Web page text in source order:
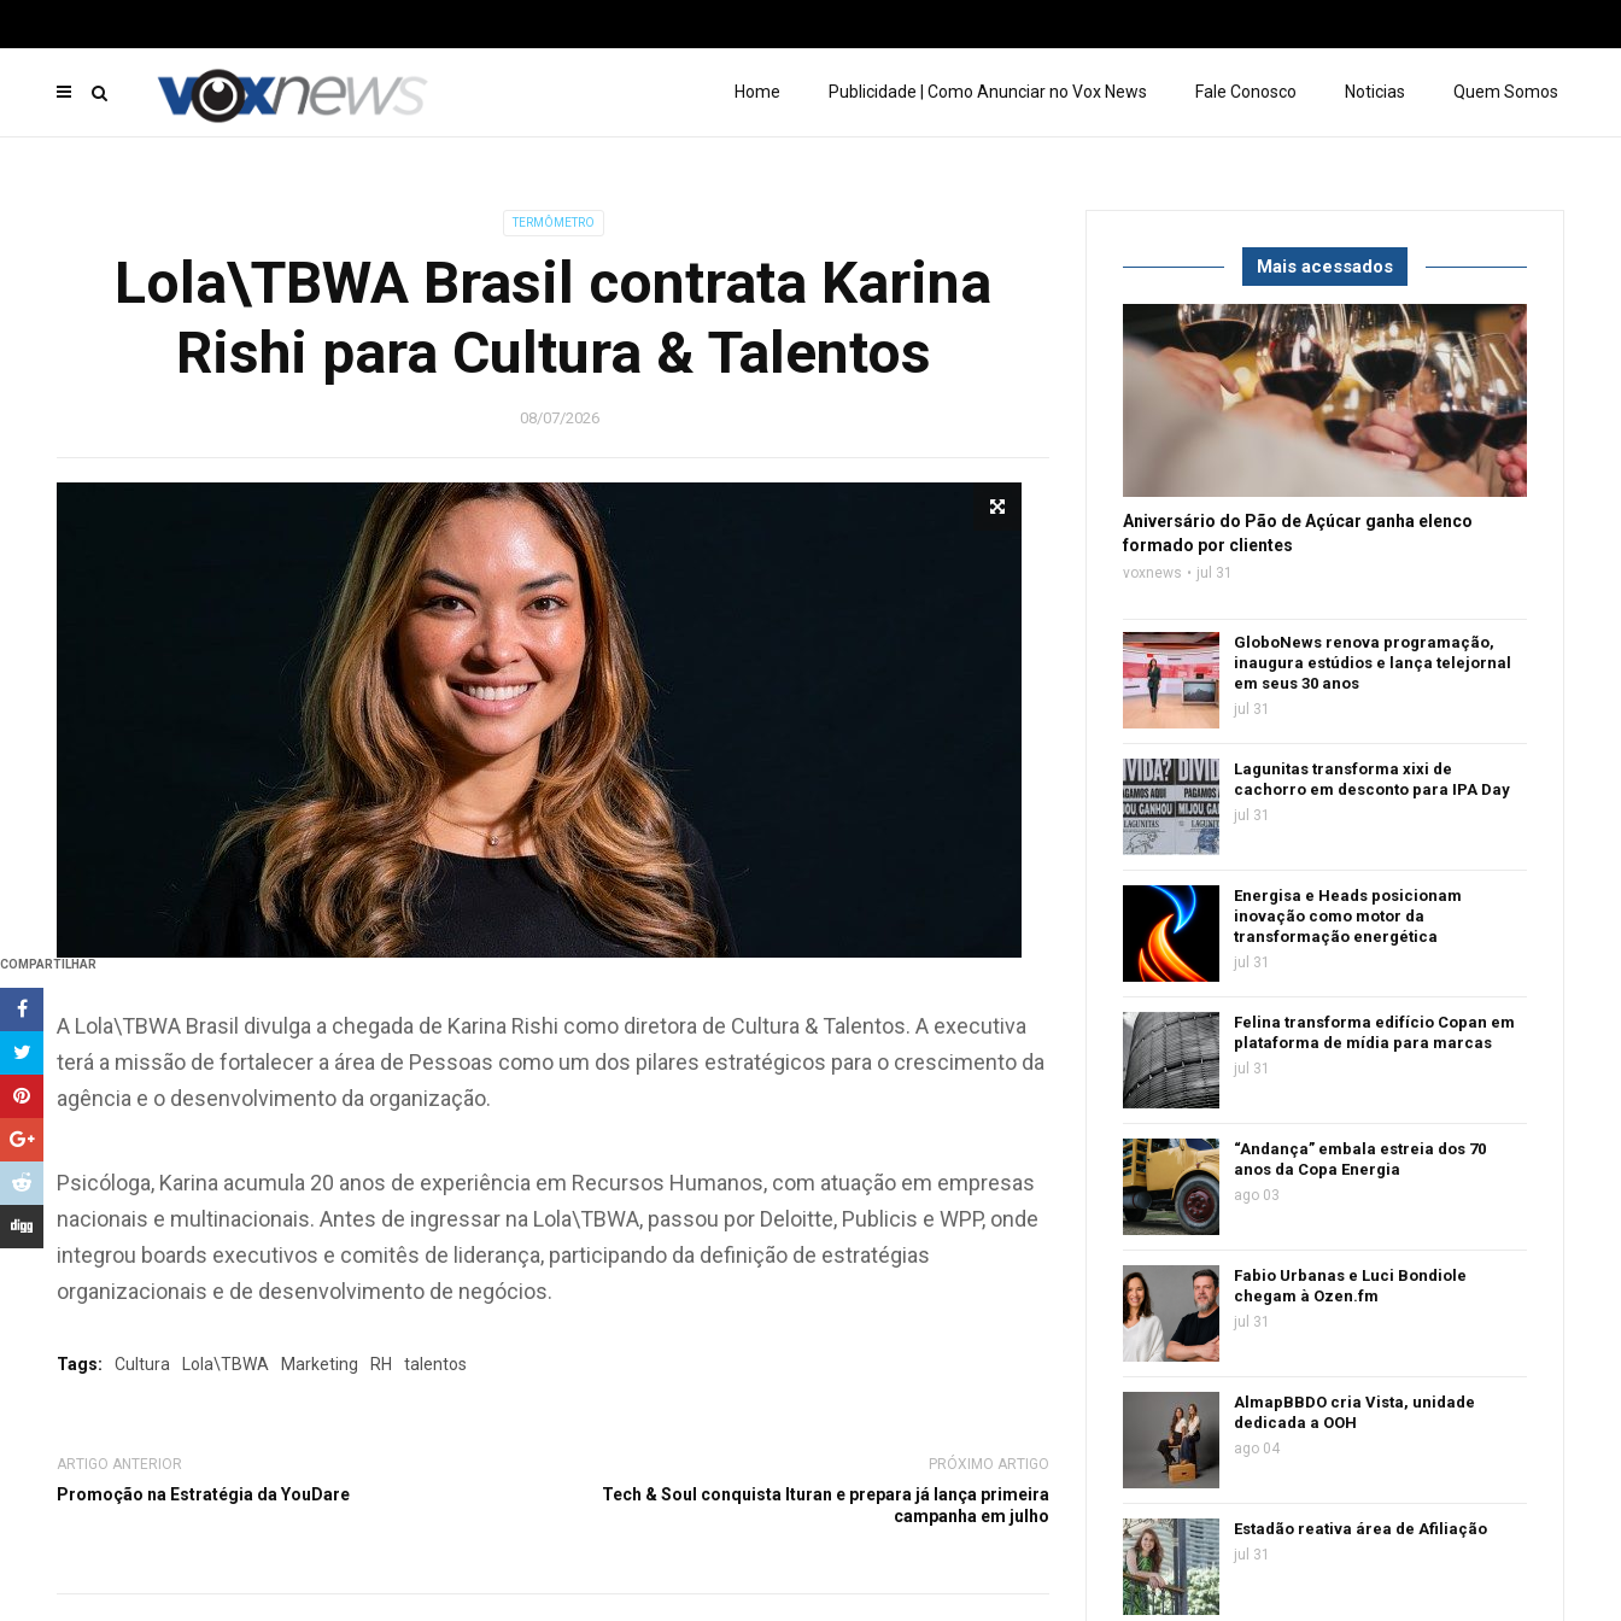
Home Publicidade | Como Anunciar no Vox News Fale Conosco Noticias Quem Somos
TERMÔMETRO
Lola\TBWA Brasil contrata Karina
Rishi para Cultura & Talentos
08/07/2026
COMPARTILHAR
A Lola\TBWA Brasil divulga a chegada de Karina Rishi como diretora de Cultura & Talentos. A executiva
terá a missão de fortalecer a área de Pessoas como um dos pilares estratégicos para o crescimento da
agência e o desenvolvimento da organização.
Psicóloga, Karina acumula 20 anos de experiência em Recursos Humanos, com atuação em empresas
nacionais e multinacionais. Antes de ingressar na Lola\TBWA, passou por Deloitte, Publicis e WPP, onde
integrou boards executivos e comitês de liderança, participando da definição de estratégias
organizacionais e de desenvolvimento de negócios.
Tags: Cultura Lola\TBWA Marketing RH talentos
ARTIGO ANTERIOR
Promoção na Estratégia da YouDare
PRÓXIMO ARTIGO
Tech & Soul conquista Ituran e prepara já lança primeira
campanha em julho
Mais acessados
Aniversário do Pão de Açúcar ganha elenco
formado por clientes
voxnews jul 31
GloboNews renova programação,
inaugura estúdios e lança telejornal
em seus 30 anos
jul 31
Lagunitas transforma xixi de
cachorro em desconto para IPA Day
jul 31
Energisa e Heads posicionam
inovação como motor da
transformação energética
jul 31
Felina transforma edifício Copan em
plataforma de mídia para marcas
jul 31
“Andança” embala estreia dos 70
anos da Copa Energia
ago 03
Fabio Urbanas e Luci Bondiole
chegam à Ozen.fm
jul 31
AlmapBBDO cria Vista, unidade
dedicada a OOH
ago 04
Estadão reativa área de Afiliação
jul 31